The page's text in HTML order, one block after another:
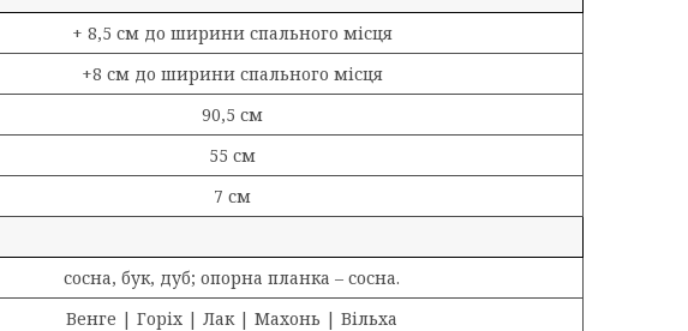
+ 8,5 см до ширини спального місця
+8 см до ширини спального місця
90,5 см
55 см
7 см
сосна, бук, дуб; опорна планка – сосна.
Венге | Горіх | Лак | Махонь | Вільха